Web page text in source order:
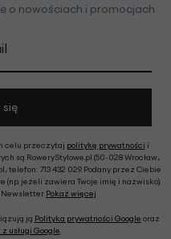
o nowościach i promocjach
się
celu przeczytaj politykę prywatności i
są RoweryStylowe.pl (50-028 Wrocław,
telefon: 713 432 029. Podany przez Ciebie
(np. jeżeli zawiera Twoje imię i nazwisko).
Newsletter Pokaż więcej
ją Polityka prywatności Google oraz
usługi Google.